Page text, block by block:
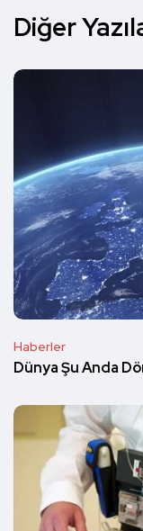
Diğer
Haberler
Dünya Şu Anda